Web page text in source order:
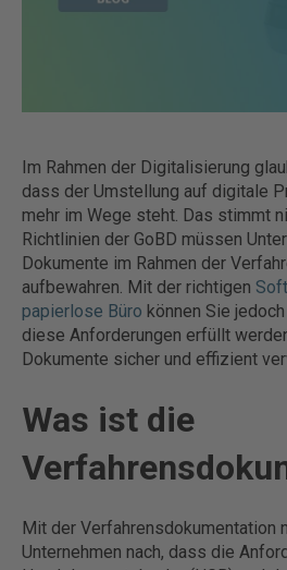
Im Rahmen der Digitalisierung
dass der Umstellung auf digitale
mehr im Wege steht. Das stimmt
Richtlinien der GoBD müssen
Dokumente im Rahmen der
aufbewahren. Mit der richtigen
papierlose Büro können Sie
diese Anforderungen erfüllt
Dokumente sicher und effizient
Was ist die
Mit der Verfahrensdokumentation
Unternehmen nach, dass die